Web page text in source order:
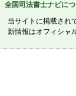
全国司法書士ナビに
当サイトに掲載され
新情報はオフィシャ